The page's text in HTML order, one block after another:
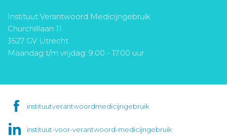
Instituut Verantwoord Medicijngebruik
Churchilllaan 11
3527 GV Utrecht
Maandag t/m vrijdag: 9.00 - 17.00 uur
instituutverantwoordmedicijngebruik
instituut-voor-verantwoord-medicijngebruik